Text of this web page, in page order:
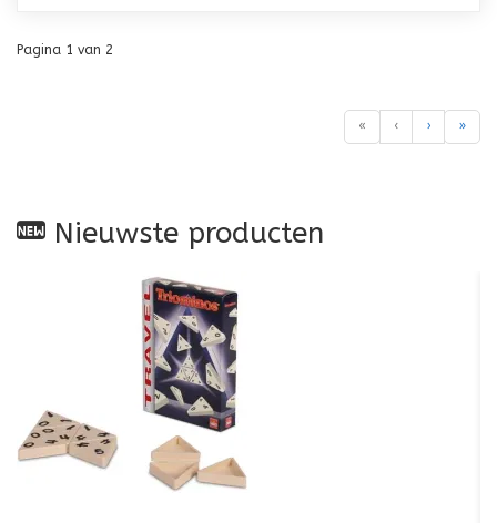
Pagina 1 van 2
« ‹ › »
Nieuwste producten